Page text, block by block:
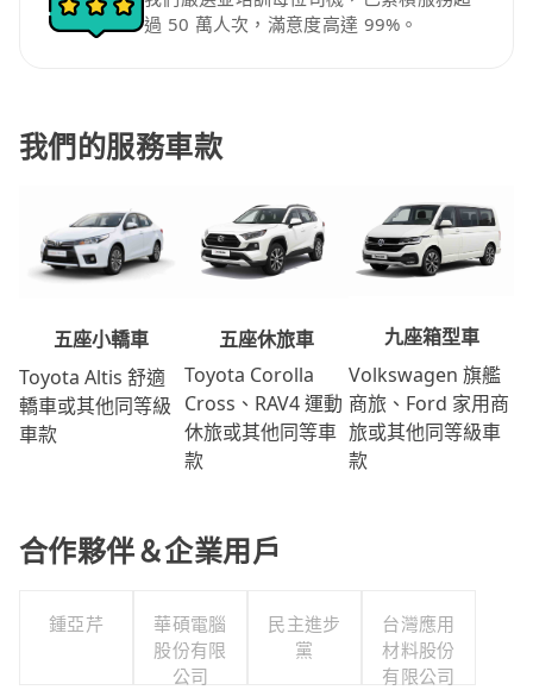
過 50 萬人次，滿意度高達 99%。
我們的服務車款
五座小轎車
Toyota Altis 舒適
轎車或其他同等級
車款
五座休旅車
Toyota Corolla
Cross、RAV4 運動
休旅或其他同等車
款
九座箱型車
Volkswagen 旗艦
商旅、Ford 家用商
旅或其他同等級車
款
合作夥伴＆企業用戶
鍾亞芹
華碩電腦
股份有限
公司
民主進步
黨
台灣應用
材料股份
有限公司